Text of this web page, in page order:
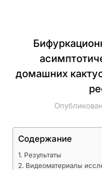
домашних
Содержание
Результаты
Видеоматериалы